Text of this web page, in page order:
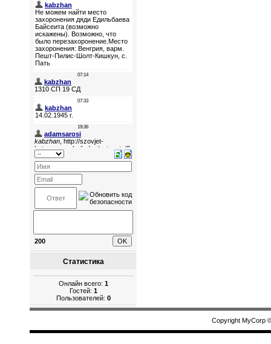
200
Статистика
Онлайн всего: 1
Гостей: 1
Пользователей: 0
Copyright MyCorp